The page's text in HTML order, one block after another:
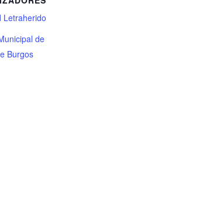
Letraherido
de
Burgos